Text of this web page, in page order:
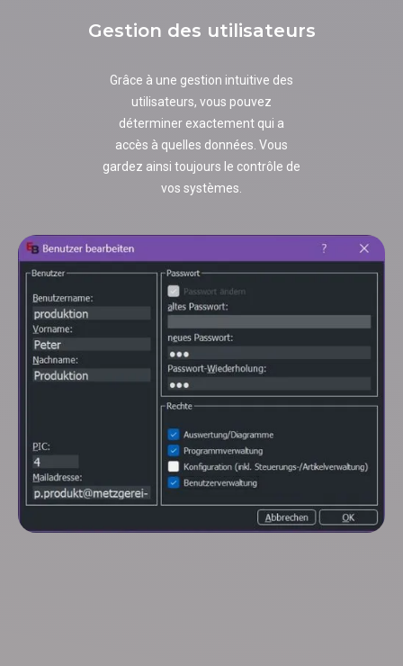
Gestion des utilisateurs
Grâce à une gestion intuitive des
utilisateurs, vous pouvez
déterminer exactement qui a
accès à quelles données. Vous
gardez ainsi toujours le contrôle de
vos systèmes.